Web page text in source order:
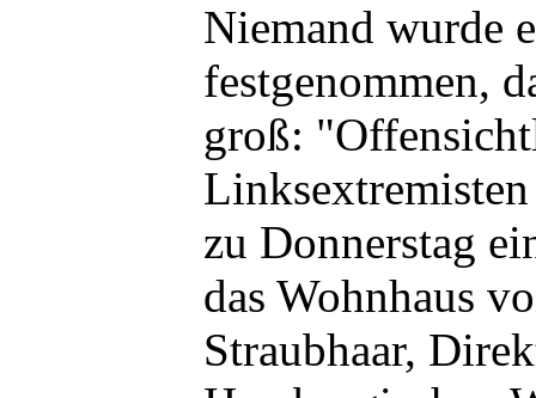
Niemand wurde
festgenommen,
groß:
zu Donnerstag
das Wohnhaus
Straubhaar,